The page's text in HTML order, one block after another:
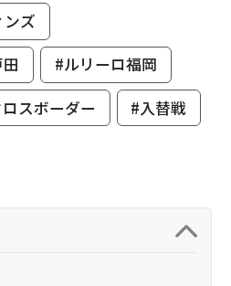
ズ
#ルリーロ福岡
スボーダー #入替戦